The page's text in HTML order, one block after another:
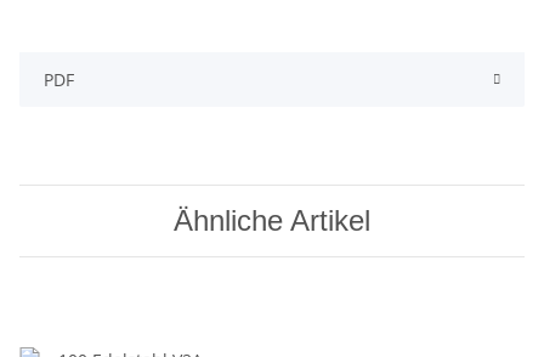
PDF
Ähnliche Artikel